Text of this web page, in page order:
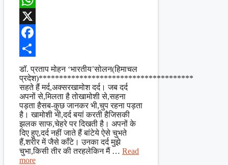
WhatsApp
X
Facebook
Share
डॉ. प्रताप मोहन ‘भारतीय’सोलन(हिमाचल
प्रदेश)**************************************
सहते हैं मर्द,अक्सरखामोश दर्द। जब दर्द
अपनों से,मिलता है तोखामोशी से,सहना
पड़ता हैसब-कुछ जानकर भी,चुप रहना पड़ता
है। खामोशी भी,दर्द बयां करती हैजिसकी
झलक साफ,चेहरे पर दिखती है। अपनों के
दिए हुए,दर्द नहीं जाते हैं बांटेये ऐसे चुभते
हैं,शरीर में जैसे काँटे। उनका दर्द मुझे
चुभा,किसी तीर की तरहलेकिन मैं … Read
more